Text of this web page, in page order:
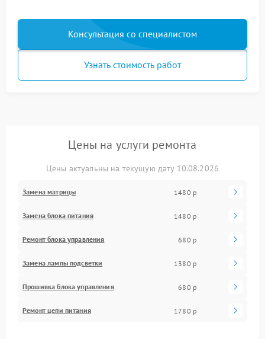
Консультация со специалистом
Узнать стоимость работ
Цены на услуги ремонта
Цены актуальны на текущую дату 10.08.2026
Замена матрицы 1480 р
Замена блока питания 1480 р
Ремонт блока управления 680 р
Замена лампы подсветки 1380 р
Прошивка блока управления 680 р
Ремонт цепи питания 1780 р